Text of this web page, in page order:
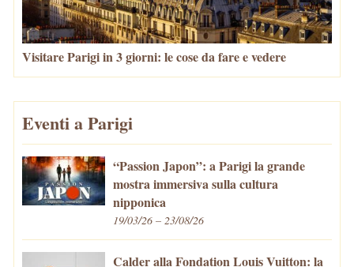
Visitare Parigi in 3 giorni: le cose da fare e vedere
Eventi a Parigi
“Passion Japon”: a Parigi la grande
mostra immersiva sulla cultura
nipponica
19/03/26 – 23/08/26
Calder alla Fondation Louis Vuitton: la